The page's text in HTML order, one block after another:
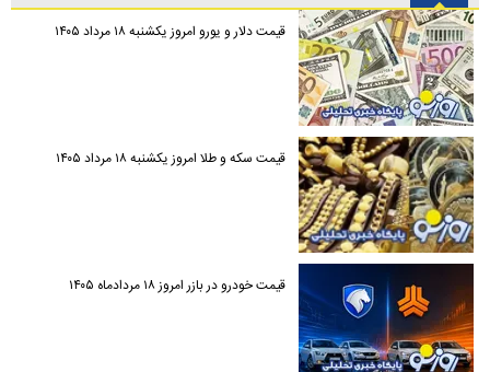
قیمت دلار و یورو امروز یکشنبه ۱۸ مرداد ۱۴۰۵
قیمت سکه و طلا امروز یکشنبه ۱۸ مرداد ۱۴۰۵
قیمت خودرو در بازر امروز ۱۸ مردادماه ۱۴۰۵